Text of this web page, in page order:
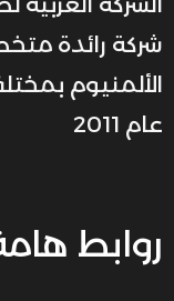
شركة رائدة
الألمنيوم
عام 2011
روابط